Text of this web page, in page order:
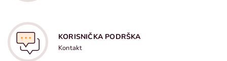
KORISNIČKA PODRŠKA
Kontakt